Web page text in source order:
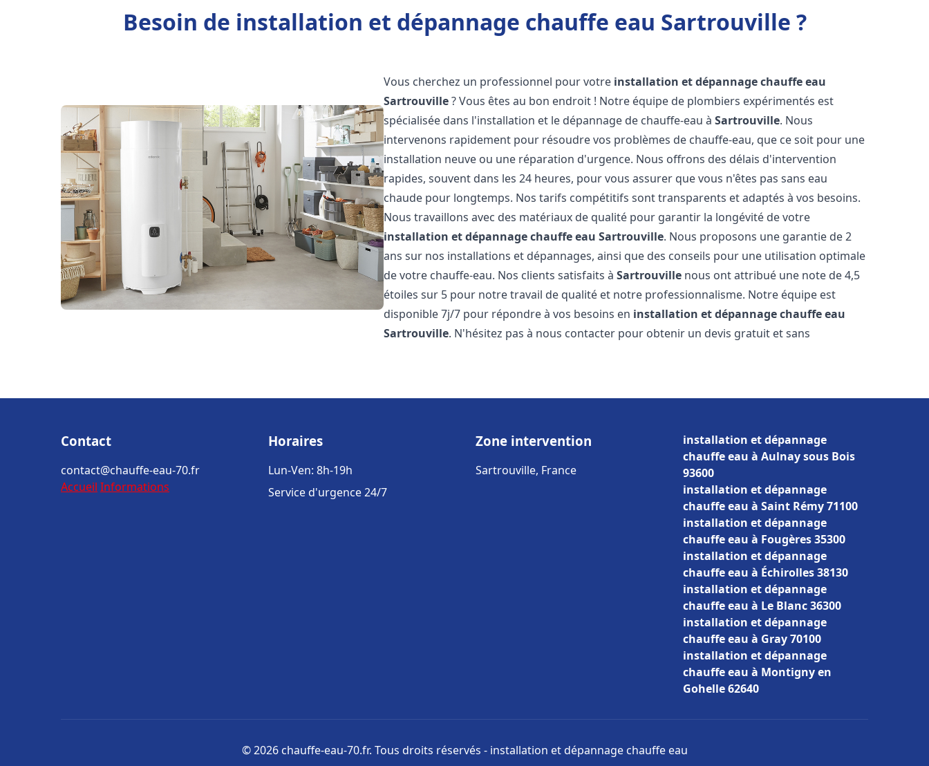
Besoin de installation et dépannage chauffe eau Sartrouville ?
Vous cherchez un professionnel pour votre installation et dépannage chauffe eau
Sartrouville? Vous êtes au bon endroit ! Notre équipe de plombiers expérimentés est
spécialisée dans l'installation et le dépannage de chauffe-eau àSartrouville. Nous
intervenons rapidement pour résoudre vos problèmes de chauffe-eau, que ce soit pour une
installation neuve ou une réparation d'urgence. Nous offrons des délais d'intervention
rapides, souvent dans les 24 heures, pour vous assurer que vous n'êtes pas sans eau
chaude pour longtemps. Nos tarifs compétitifs sont transparents et adaptés à vos besoins.
Nous travaillons avec des matériaux de qualité pour garantir la longévité de votre
installation et dépannage chauffe eau Sartrouville. Nous proposons une garantie de 2
ans sur nos installations et dépannages, ainsi que des conseils pour une utilisation optimale
de votre chauffe-eau. Nos clients satisfaits àSartrouville nous ont attribué une note de 4,5
étoiles sur 5 pour notre travail de qualité et notre professionnalisme. Notre équipe est
disponible 7j/7 pour répondre à vos besoins en installation et dépannage chauffe eau
Sartrouville. N'hésitez pas à nous contacter pour obtenir un devis gratuit et sans
Contact
contact@chauffe-eau-70.fr
Accueil Informations
Horaires
Lun-Ven: 8h-19h
Service d'urgence 24/7
Zone intervention
Sartrouville, France
installation et dépannage
chauffe eau à Aulnay sous Bois
93600
installation et dépannage
chauffe eau à Saint Rémy 71100
installation et dépannage
chauffe eau à Fougères 35300
installation et dépannage
chauffe eau à Échirolles 38130
installation et dépannage
chauffe eau à Le Blanc 36300
installation et dépannage
chauffe eau à Gray 70100
installation et dépannage
chauffe eau à Montigny en
Gohelle 62640
© 2026 chauffe-eau-70.fr. Tous droits réservés - installation et dépannage chauffe eau